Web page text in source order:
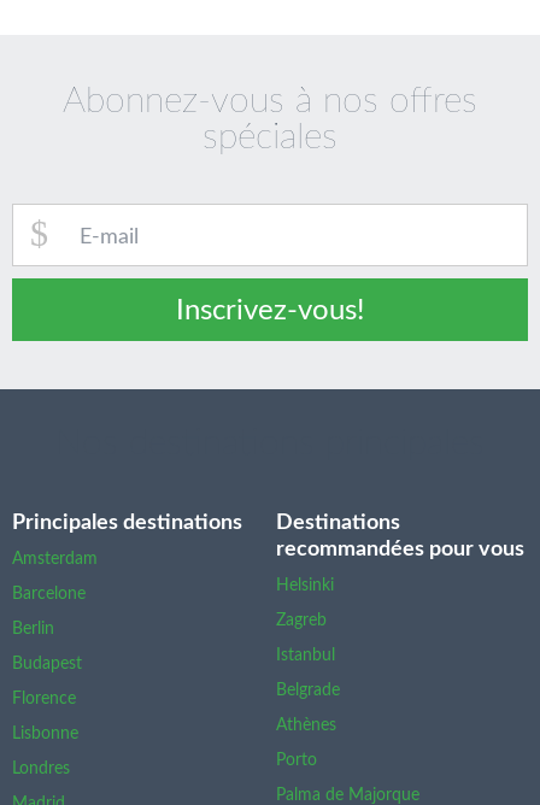
Abonnez-vous à nos offres
spéciales
Inscrivez-vous!
Principales destinations
Amsterdam
Barcelone
Berlin
Budapest
Florence
Lisbonne
Londres
Destinations
recommandées pour vous
Helsinki
Zagreb
Istanbul
Belgrade
Athènes
Porto
Palma de Majorque